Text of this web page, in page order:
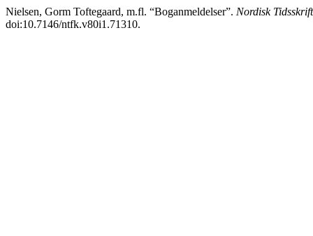
Nielsen, Gorm Toftegaard, m.fl. “Boganmeldelser”. Nordisk
doi:10.7146/ntfk.v80i1.71310.